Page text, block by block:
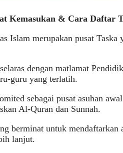
Kemasukan & Cara Daftar
Islam merupakan pusat
dengan matlamat
guru yang terlatih.
sebagai pusat asuhan
Al-Quran dan Sunnah.
berminat untuk
lanjut.